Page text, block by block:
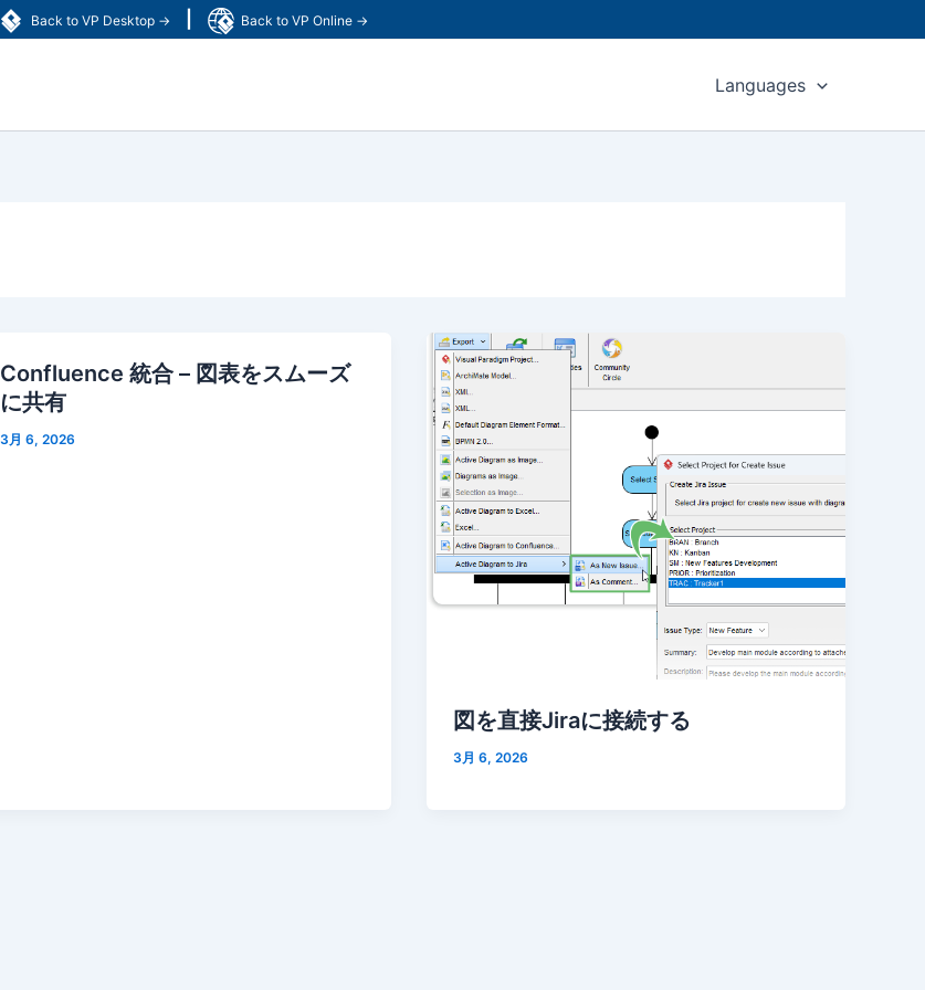
Back to VP Desktop → Back to VP Online →
Languages
Confluence 統合 – 図表をスムーズ
に共有
3月 6, 2026
図を直接Jiraに接続する
3月 6, 2026